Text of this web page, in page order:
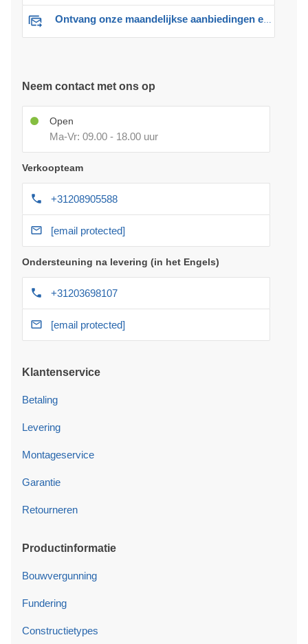
Ontvang onze maandelijkse aanbiedingen en advies
Neem contact met ons op
Open
Ma-Vr: 09.00 - 18.00 uur
Verkoopteam
+31208905588
[email protected]
Ondersteuning na levering (in het Engels)
+31203698107
[email protected]
Klantenservice
Betaling
Levering
Montageservice
Garantie
Retourneren
Productinformatie
Bouwvergunning
Fundering
Constructietypes